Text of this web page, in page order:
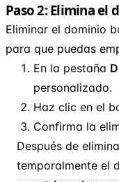
Paso 2: Elimina el
Eliminar el dominio
para que puedas
En la pestaña
personalizado.
Haz clic en el
Confirma la
Después de
temporalmente el